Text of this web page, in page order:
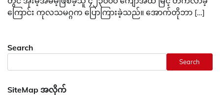
ကြောင်း ကုလသမဂ္ဂက ပြောကြားခဲ့သည်။ အောက်တိုဘာ […]
Search
Search
SiteMap အလိုက်